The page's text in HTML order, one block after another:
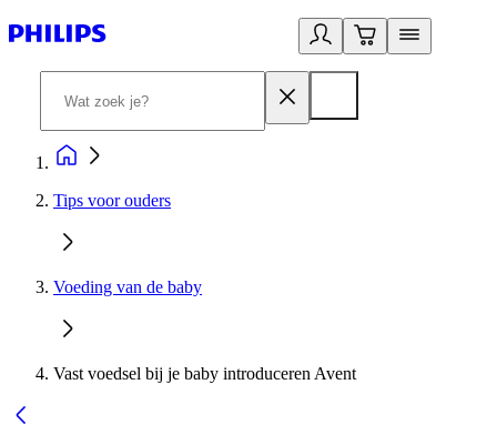
Tips voor ouders
Voeding van de baby
Vast voedsel bij je baby introduceren Avent